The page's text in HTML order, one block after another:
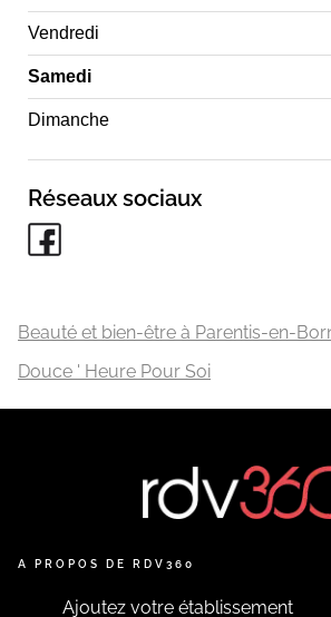
Vendredi
Samedi
Dimanche
Réseaux sociaux
Beauté et bien-être à Parentis-en-
Douce ' Heure Pour Soi
A PROPOS DE RDV360
Ajoutez votre établissement